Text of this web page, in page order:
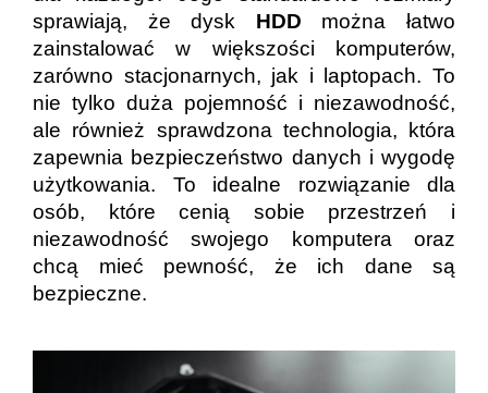
sprawiają, że dysk HDD można łatwo
zainstalować w większości komputerów,
zarówno stacjonarnych, jak i laptopach. To
nie tylko duża pojemność i niezawodność,
ale również sprawdzona technologia, która
zapewnia bezpieczeństwo danych i wygodę
użytkowania. To idealne rozwiązanie dla
osób, które cenią sobie przestrzeń i
niezawodność swojego komputera oraz
chcą mieć pewność, że ich dane są
bezpieczne.